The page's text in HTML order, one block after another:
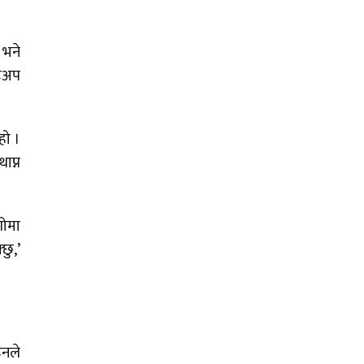
भने
।